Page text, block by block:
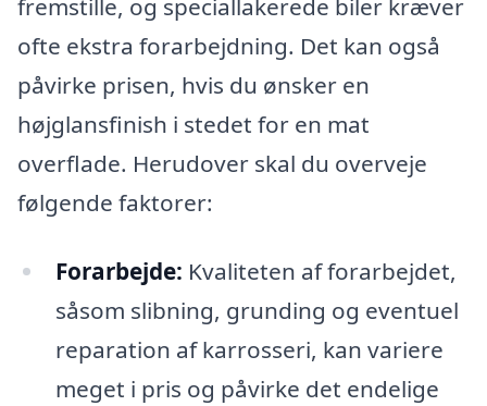
fremstille, og speciallakerede biler kræver
ofte ekstra forarbejdning. Det kan også
påvirke prisen, hvis du ønsker en
højglansfinish i stedet for en mat
overflade. Herudover skal du overveje
følgende faktorer:
Forarbejde: Kvaliteten af forarbejdet,
såsom slibning, grunding og eventuel
reparation af karrosseri, kan variere
meget i pris og påvirke det endelige